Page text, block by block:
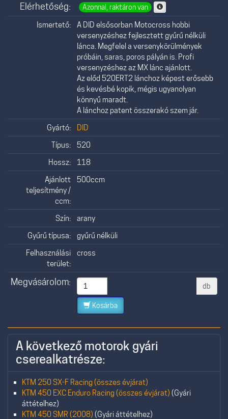
Elérhetőség: Azonnal, raktáron van
Ismertető:
A DID elsősorban Motocross hobbi
versenyzéshez fejlesztett gyűrű nélküli
lánca. Megfelel a versenykörülmények
próbáin, saras, poros pályán is. Profi
versenyzéshez az MX lánc ajánlott.
Az előd 520ERT2 lánchoz képest erősebb
és kevésbé kopik, mégis ugyanolyan
könnyű maradt.
A lánchoz patent összerakó szem jár.
Gyártó:
DID
Típus:
520
Hossz:
118
Ajánlott
teljesítmény /
ccm:
500ccm
Szín:
arany
Gyűrű típusa:
gyűrű nélküli
Felhasználási
terület:
cross
Megvásárolom: db
Kosárba
A következő motorok gyári
cserealkatrésze:
KTM 250 SX-F Racing (összes évjárat)
KTM 450 EXC Enduro Racing (összes évjárat) (Gyári
áttételhez)
KTM 450 SMR (2008) (Gyári áttételhez)